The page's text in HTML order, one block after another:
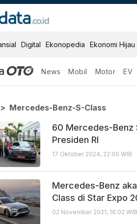
Digital Ekonopedia Ekonomi Hijau
News Mobil Motor EV
Benz S
Terbaru
Mercedes-Benz-S-Class
60 Mercedes-Benz
Presiden RI
17 Oktober 2024, 22:00 WIB
Mercedes-Benz
Class di Star Expo
02 November 2021, 16:02 WIB